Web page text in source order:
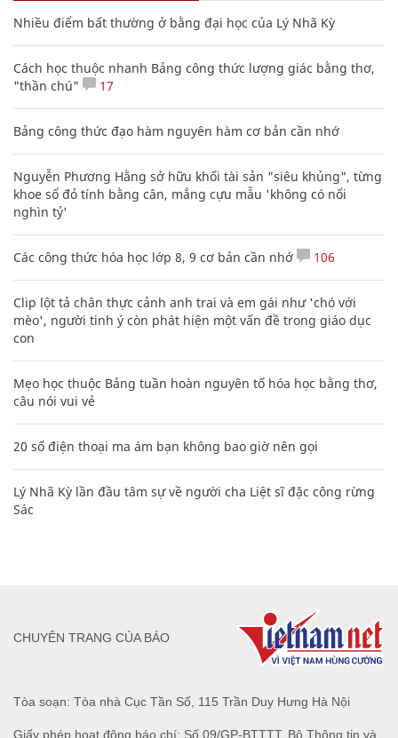
Nhiều điểm bất thường ở bằng đại học của Lý Nhã Kỳ
Cách học thuộc nhanh Bảng công thức lượng giác bằng thơ,
"thần chú"
17
Bảng công thức đạo hàm nguyên hàm cơ bản cần nhớ
Nguyễn Phương Hằng sở hữu khối tài sản "siêu khủng", từng
khoe sổ đỏ tính bằng cân, mắng cựu mẫu 'không có nổi
nghìn tỷ'
Các công thức hóa học lớp 8, 9 cơ bản cần nhớ 106
Clip lột tả chân thực cảnh anh trai và em gái như 'chó với
mèo', người tinh ý còn phát hiện một vấn đề trong giáo dục
con
Mẹo học thuộc Bảng tuần hoàn nguyên tố hóa học bằng thơ,
câu nói vui vẻ
20 số điện thoại ma ám bạn không bao giờ nên gọi
Lý Nhã Kỳ lần đầu tâm sự về người cha Liệt sĩ đặc công rừng
Sác
Tòa soạn: Tòa nhà Cục Tần Số, 115 Trần Duy Hưng Hà Nội
Giấy phép hoạt động báo chí: Số 09/GP-BTTTT, Bộ Thông tin và
CHUYÊN TRANG CỦA BÁO